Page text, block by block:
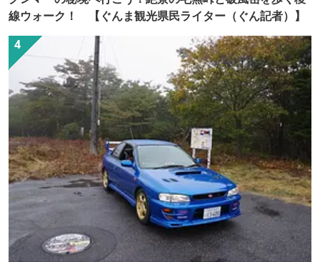
線ウォーク！ 【ぐんま観光県民ライター（ぐん記者）】